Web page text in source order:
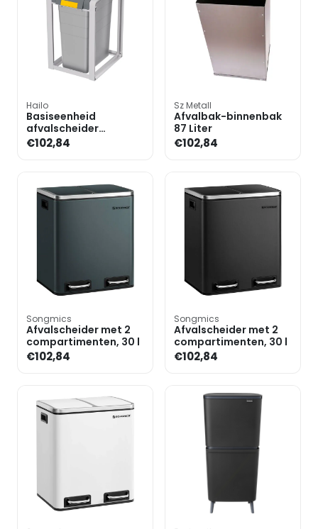
Hailo
Basiseenheid
afvalscheider
»ProfiLine Eco XL« 38
€102,84
Sz Metall
Afvalbak-binnenbak
87 Liter
€102,84
Songmics
Afvalscheider met 2
compartimenten, 30 l
€102,84
Songmics
Afvalscheider met 2
compartimenten, 30 l
€102,84